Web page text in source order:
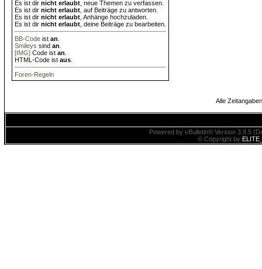
Es ist dir nicht erlaubt , neue Themen zu verfassen.
Es ist dir nicht erlaubt , auf Beiträge zu antworten.
Es ist dir nicht erlaubt , Anhänge hochzuladen.
Es ist dir nicht erlaubt , deine Beiträge zu bearbeiten.
BB-Code ist an
Smileys sind an
[IMG] Code ist an
HTML-Code ist aus
Foren-Regeln
Alle
Powered by vBulletin® Version 3.8.5
© Copyright by